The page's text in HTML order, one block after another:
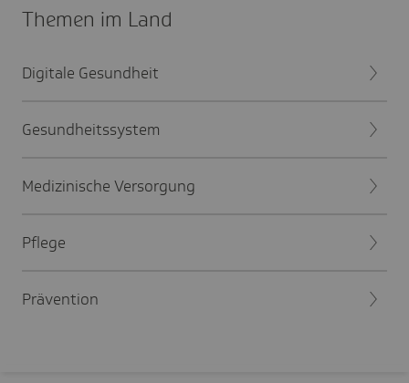
Themen im Land
Digitale Gesundheit
Gesundheitssystem
Medizinische Versorgung
Pflege
Prävention